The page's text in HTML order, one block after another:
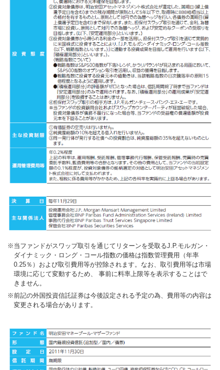
当ファンドがスワップ取引を通じてリターンを受取るJ.P.モルガン・
ダイナミック・ロング・コール指数の価格は指数管理費用（年率
0.25％）および取引費用等が控除されます。なお、取引費用等は市場
環境に応じて変動するため、 事前に料率上限等を表示することはで
きません。
前記の外国投資信託証券は今後設定される予定の為、費用等の内容は
変更される場合があります。